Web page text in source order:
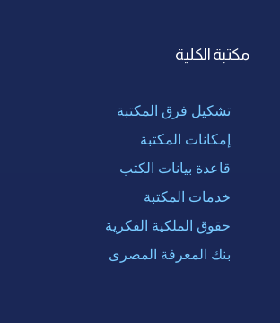
مكتبة الكلية
تشكيل فرق المكتبة
إمكانات المكتبة
قاعدة بيانات الكتب
خدمات المكتبة
حقوق الملكية الفكرية
بنك المعرفة المصرى